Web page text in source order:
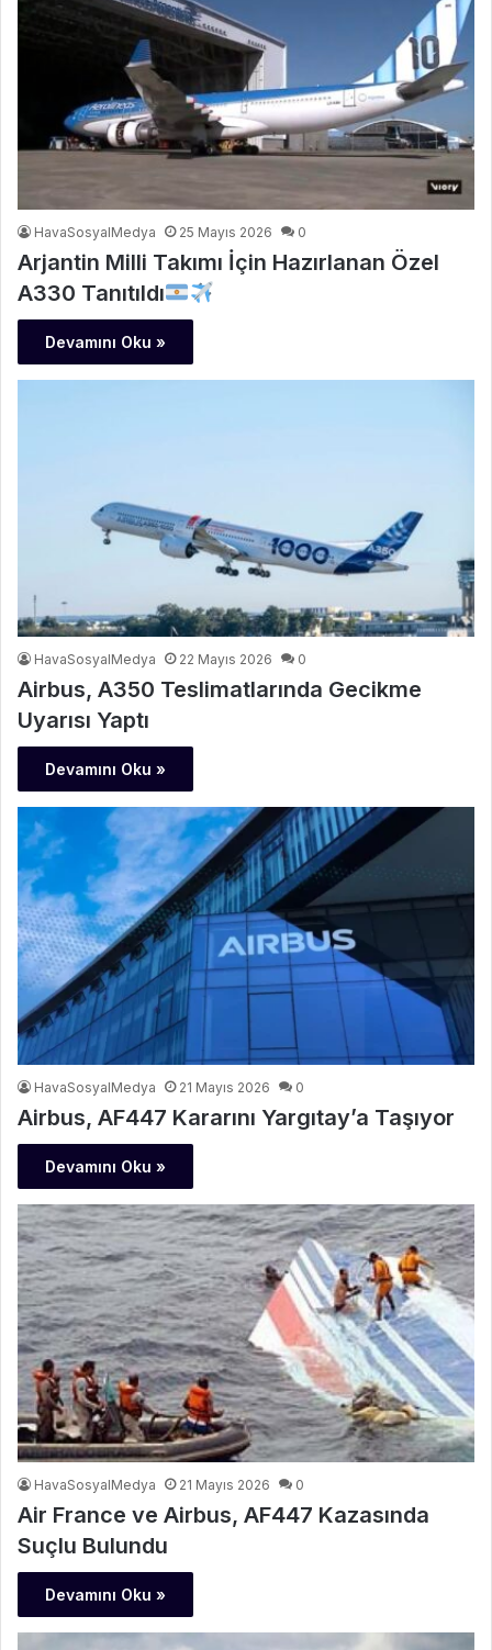
HavaSosyalMedya 25 Mayıs 2026 0
Arjantin Milli Takımı İçin Hazırlanan Özel
A330 Tanıtıldı
Devamını Oku »
HavaSosyalMedya 22 Mayıs 2026 0
Airbus, A350 Teslimatlarında Gecikme
Uyarısı Yaptı
Devamını Oku »
HavaSosyalMedya 21 Mayıs 2026 0
Airbus, AF447 Kararını Yargıtay’a Taşıyor
Devamını Oku »
HavaSosyalMedya 21 Mayıs 2026 0
Air France ve Airbus, AF447 Kazasında
Suçlu Bulundu
Devamını Oku »